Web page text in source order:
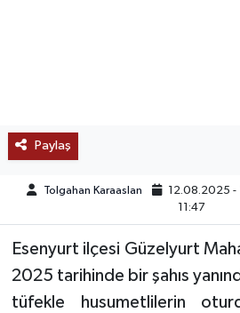
Paylaş
Tolgahan Karaaslan 12.08.2025 -
11:47
Esenyurt ilçesi Güzelyurt
2025 tarihinde bir şahıs
tüfekle husumetlilerin
TREND
MEDYA
OTOMOTİV